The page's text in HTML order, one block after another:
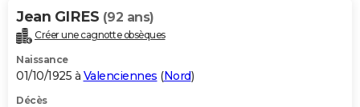
Jean GIRES (92 ans)
Créer une cagnotte obsèques
Naissance
01/10/1925 à Valenciennes (Nord)
Décès